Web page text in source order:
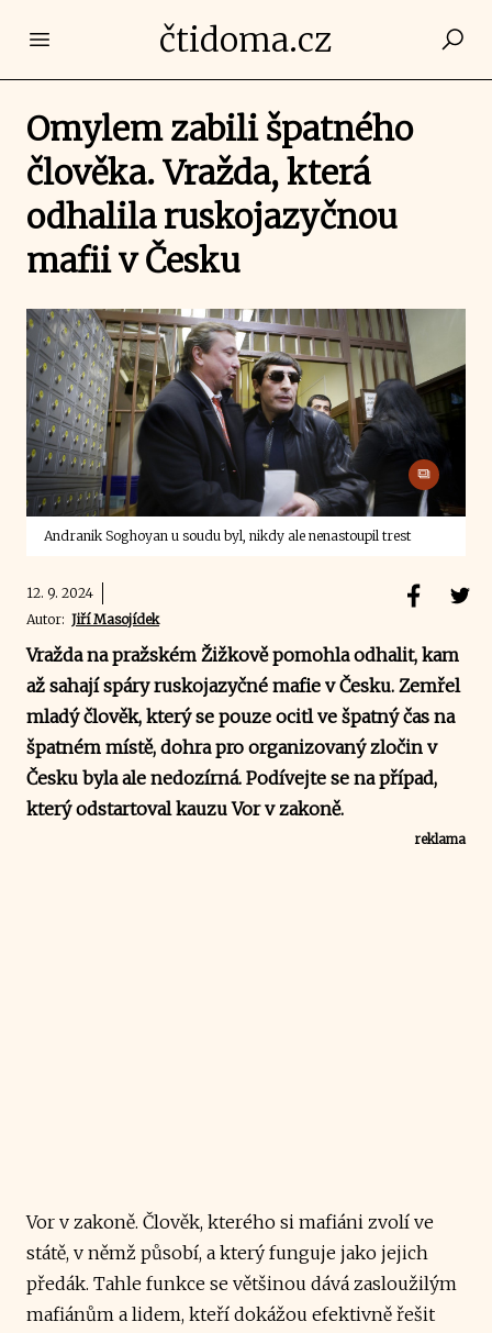
Open main menučtidoma.cz
Omylem zabili špatného
člověka. Vražda, která
odhalila ruskojazyčnou
mafii v Česku
Andranik Soghoyan u soudu byl, nikdy ale nenastoupil trest
12. 9. 2024
Autor: Jiří Masojídek
Vražda na pražském Žižkově pomohla odhalit, kam
až sahají spáry ruskojazyčné mafie v Česku. Zemřel
mladý člověk, který se pouze ocitl ve špatný čas na
špatném místě, dohra pro organizovaný zločin v
Česku byla ale nedozírná. Podívejte se na případ,
který odstartoval kauzu Vor v zakoně.
reklama
Vor v zakoně. Člověk, kterého si mafiáni zvolí ve
státě, v němž působí, a který funguje jako jejich
předák. Tahle funkce se většinou dává zasloužilým
mafiánům a lidem, kteří dokážou efektivně řešit